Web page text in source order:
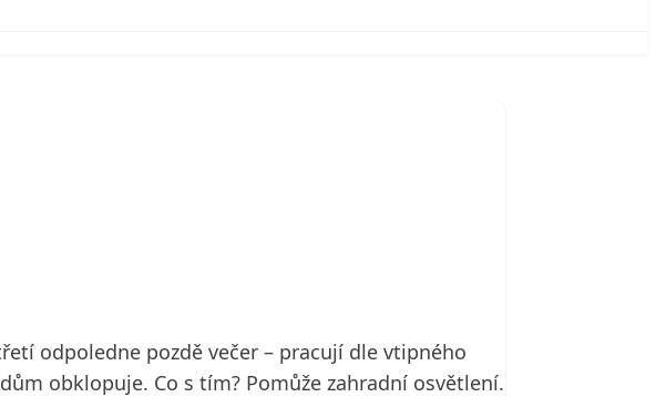
odpoledne pozdě večer – pracují dle vtipného
obklopuje. Co s tím? Pomůže zahradní osvětlení.